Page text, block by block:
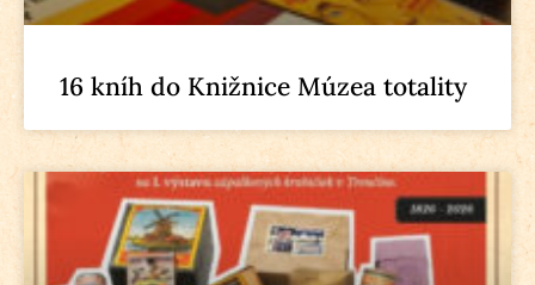
16 kníh do Knižnice Múzea totality